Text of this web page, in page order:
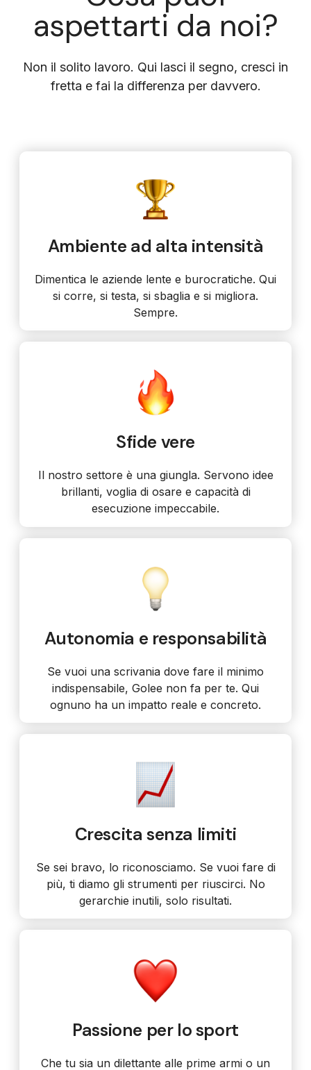
aspettarti da noi?
Non il solito lavoro. Qui lasci il segno, cresci in
fretta e fai la differenza per davvero.
Ambiente ad alta intensità
Dimentica le aziende lente e burocratiche. Qui
si corre, si testa, si sbaglia e si migliora.
Sempre.
Sfide vere
Il nostro settore è una giungla. Servono idee
brillanti, voglia di osare e capacità di
esecuzione impeccabile.
Autonomia e responsabilità
Se vuoi una scrivania dove fare il minimo
indispensabile, Golee non fa per te. Qui
ognuno ha un impatto reale e concreto.
Crescita senza limiti
Se sei bravo, lo riconosciamo. Se vuoi fare di
più, ti diamo gli strumenti per riuscirci. No
gerarchie inutili, solo risultati.
Passione per lo sport
Che tu sia un dilettante alle prime armi o un